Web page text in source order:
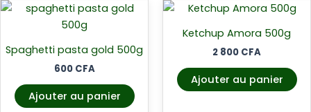
Spaghetti pasta gold 500g
600 CFA
Ajouter au panier
Ketchup Amora 500g
2 800 CFA
Ajouter au panier